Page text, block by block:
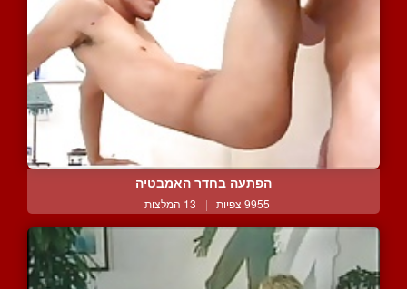
הפתעה בחדר האמבטיה
9955 צפיות | 13 המלצות